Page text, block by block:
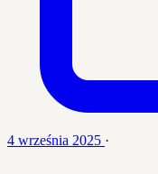
4 września 2025 ·